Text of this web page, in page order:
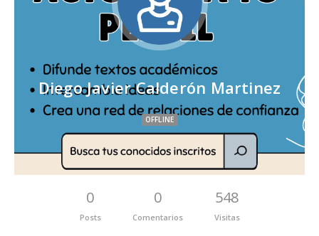
Diego Javier Calderón Martinez
OFFLINE
0
Posts
0
Comentarios
548
Visitas